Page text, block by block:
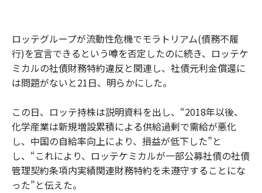
ロッテグループが流動性危機でモラトリアム(債務不履
行)を宣言できるという噂を否定したのに続き、ロッテケ
ミカルの社債財務特約違反と関連し、社債元利金償還に
は問題がないと21日、明らかにした。
この日、ロッテ持株は説明資料を出し、“2018年以後、
化学産業は新規増設累積による供給過剰で需給が悪化
し、中国の自給率向上により、損益が低下した”と
し、“これにより、ロッテケミカルが一部公募社債の社債
管理契約条項内実績関連財務特約を未遵守することにな
った”と伝えた。